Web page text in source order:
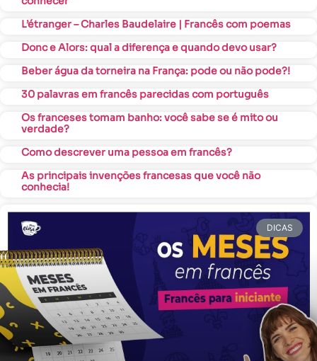
L’étranger – Charles Baudelaire | Francês com poemas
Donc e Alors: qual a diferença e quando devo usar?
Beber água da torneira na França: pode ou não pode?!
30 palavras em francês parecidas com português
Os franceses tomam banho: você sabe se é mito ou
verdade?
Como descrever uma pessoa em francês?
As principais invenções francesas que você não
conhecia!
DICAS